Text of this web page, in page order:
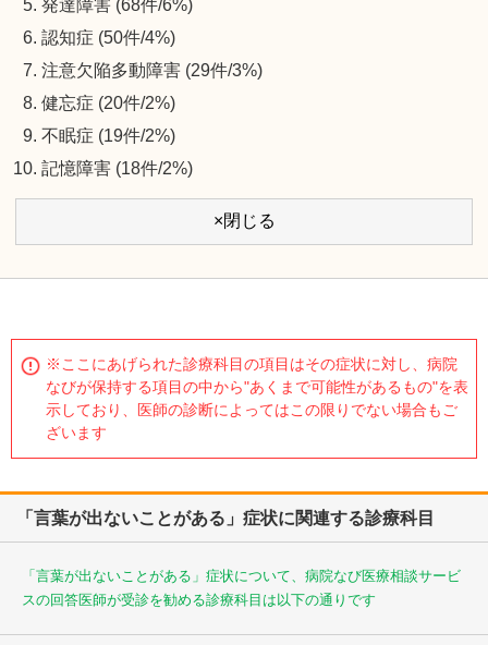
発達障害 (68件/6%)
認知症 (50件/4%)
注意欠陥多動障害 (29件/3%)
健忘症 (20件/2%)
不眠症 (19件/2%)
記憶障害 (18件/2%)
×閉じる
※ここにあげられた診療科目の項目はその症状に対し、病院
なびが保持する項目の中から"あくまで可能性があるもの"を表
示しており、医師の診断によってはこの限りでない場合もご
ざいます
「言葉が出ないことがある」症状に関連する診療科目
「言葉が出ないことがある」症状について、病院なび医療相談サービ
スの回答医師が受診を勧める診療科目は以下の通りです